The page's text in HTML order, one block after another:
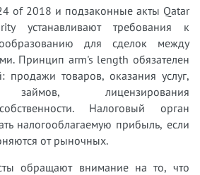
of 2018 и подзаконные акты Qatar
устанавливают требования к
для сделок между
Принцип arm's length обязателен
продажи товаров, оказания услуг,
займов, лицензирования
Налоговый орган
налогооблагаемую прибыль, если
от рыночных.
обращают внимание на то, что